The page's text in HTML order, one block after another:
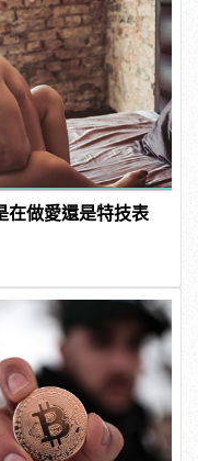
在做愛還是特技表